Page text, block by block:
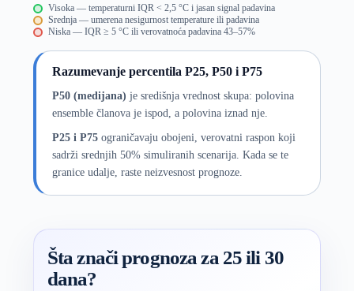
Visoka — temperaturni IQR < 2,5 °C i jasan signal padavina
Srednja — umerena nesigurnost temperature ili padavina
Niska — IQR ≥ 5 °C ili verovatnoća padavina 43–57%
Razumevanje percentila P25, P50 i P75
P50 (medijana) je središnja vrednost skupa: polovina
ensemble članova je ispod, a polovina iznad nje.
P25 i P75ograničavaju obojeni, verovatni raspon koji
sadrži srednjih 50% simuliranih scenarija. Kada se te
granice udalje, raste neizvesnost prognoze.
Šta znači prognoza za 25 ili 30
dana?